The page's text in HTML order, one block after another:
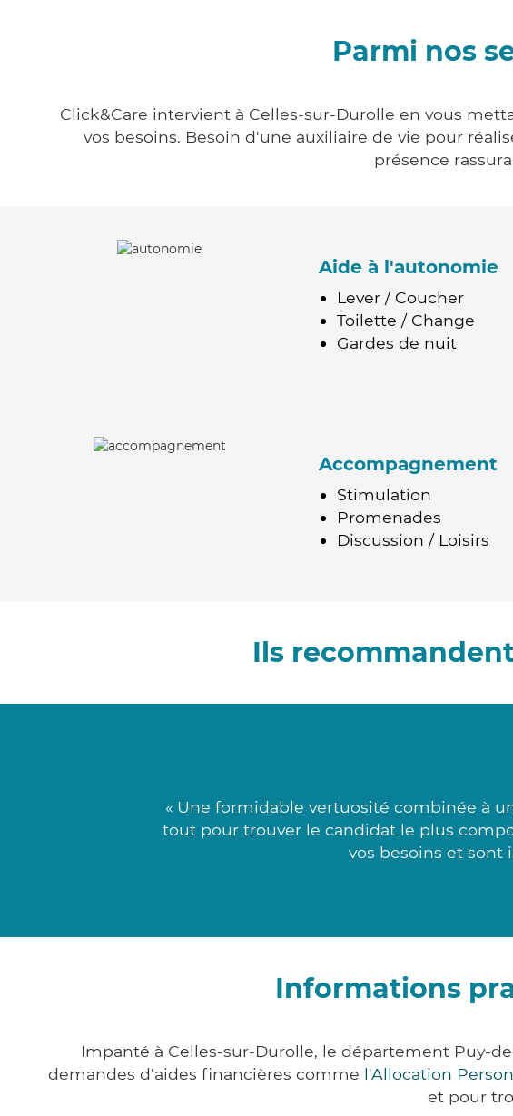
Parmi nos
Click&Care intervient à Celles-sur-Durolle en vous
vos besoins. Besoin d'une auxiliaire de vie pour
présence
Aide à l'autonomie
Lever / Coucher
Toilette / Change
Gardes de nuit
Accompagnement
Stimulation
Promenades
Discussion / Loisirs
Ils
« Une formidable vertuosité combinée à
tout pour trouver le candidat le plus
vos besoins et sont
Informations
Impanté à Celles-sur-Durolle, le département Puy-
demandes d'aides financières comme l'Allocation
et pour